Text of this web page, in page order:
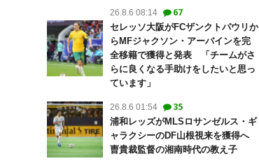
26.8.6 08:14 67
セレッソ大阪がFCザンクトパウリか
らMFジャクソン・アーバインを完
全移籍で獲得と発表 「チームがさ
らに良くなる手助けをしたいと思っ
ています」
26.8.6 01:54 35
浦和レッズがMLSロサンゼルス・ギ
ャラクシーのDF山根視来を獲得へ
曺貴裁監督の湘南時代の教え子